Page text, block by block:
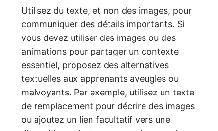
Utilisez du texte, et non des images, pour
communiquer des détails importants. Si
vous devez utiliser des images ou des
animations pour partager un contexte
essentiel, proposez des alternatives
textuelles aux apprenants aveugles ou
malvoyants. Par exemple, utilisez un texte
de remplacement pour décrire des images
ou ajoutez un lien facultatif vers une